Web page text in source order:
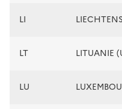
LI
LT LITUANIE
LU